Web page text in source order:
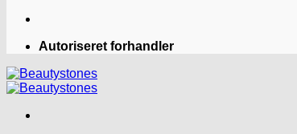
Autoriseret forhandler